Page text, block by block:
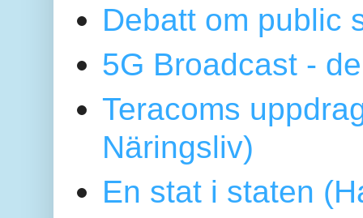
Debatt om public
5G Broadcast -
Teracoms
Näringsliv)
En stat i staten